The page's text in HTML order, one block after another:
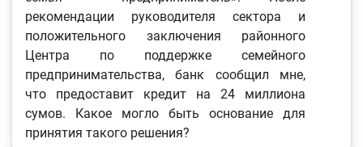
рекомендации руководителя сектора и
положительного заключения районного
Центра по поддержке семейного
предпринимательства, банк сообщил мне,
что предоставит кредит на 24 миллиона
сумов. Какое могло быть основание для
принятия такого решения?